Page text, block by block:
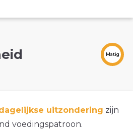
Matig
uitzondering zijn
voedingspatroon.